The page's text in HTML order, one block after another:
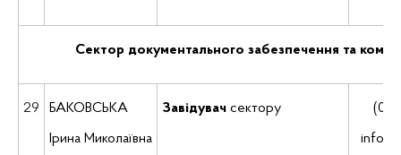
Сектор документального забезпечення та
29 БАКОВСЬКА
Ірина Миколаївна
Завідувач сектору